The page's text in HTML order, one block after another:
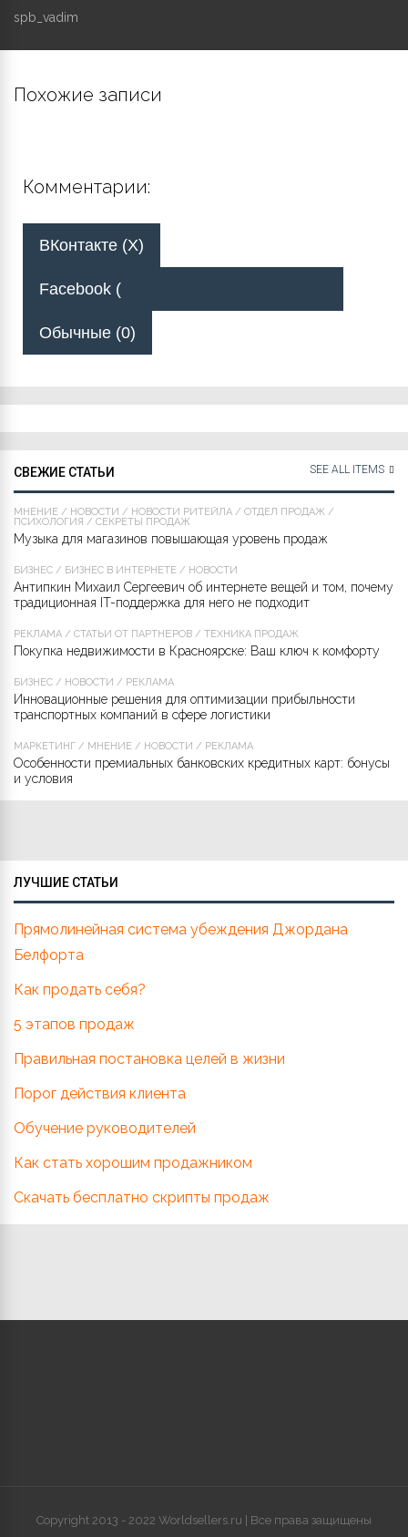
spb_vadim
Похожие записи
Комментарии:
ВКонтакте (X)
Facebook (
Обычные (0)
СВЕЖИЕ СТАТЬИ SEE ALL ITEMS
МНЕНИЕ / НОВОСТИ / НОВОСТИ РИТЕЙЛА / ОТДЕЛ ПРОДАЖ /
ПСИХОЛОГИЯ / СЕКРЕТЫ ПРОДАЖ
Музыка для магазинов повышающая уровень продаж
БИЗНЕС / БИЗНЕС В ИНТЕРНЕТЕ / НОВОСТИ
Антипкин Михаил Сергеевич об интернете вещей и том, почему
традиционная IT-поддержка для него не подходит
РЕКЛАМА / СТАТЬИ ОТ ПАРТНЁРОВ / ТЕХНИКА ПРОДАЖ
Покупка недвижимости в Красноярске: Ваш ключ к комфорту
БИЗНЕС / НОВОСТИ / РЕКЛАМА
Инновационные решения для оптимизации прибыльности
транспортных компаний в сфере логистики
МАРКЕТИНГ / МНЕНИЕ / НОВОСТИ / РЕКЛАМА
Особенности премиальных банковских кредитных карт: бонусы
и условия
ЛУЧШИЕ СТАТЬИ
Прямолинейная система убеждения Джордана
Белфорта
Как продать себя?
5 этапов продаж
Правильная постановка целей в жизни
Порог действия клиента
Обучение руководителей
Как стать хорошим продажником
Скачать бесплатно скрипты продаж
Copyright 2013 - 2022 Worldsellers.ru | Все права защищены